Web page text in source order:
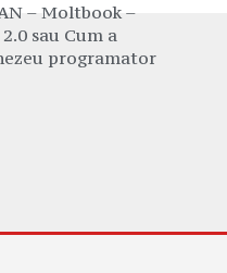
– Moltbook –
sau Cum a
programator